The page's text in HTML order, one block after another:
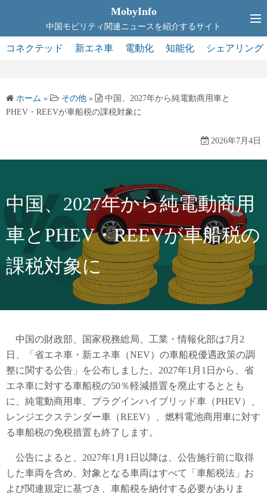
テ
ン
ス
キ
MobyInfo
中国モビリティ関連ニュースを紹介するサイト
コネクテッド 新エネ車 電動化 知能化 シェアリング
ホーム » その他 »
中国、2027年から純電動商用車と
PHEV・REEVが車船税の課税対象に
2026年7月4日
中国、2027年から純電動商用
車とPHEV・REEVが車船税の
課税対象に
中国の財政部、国家税務総局、工業・情報化部は7月2
日、「省エネ車・新エネ車（NEV）の車船税優遇政策の調
整に関する公告」を公布しました。2027年1月1日から、省
エネ車に対する車船税の50％軽減措置を廃止するととも
に、純電動商用車、プラグインハイブリッド車（PHEV）、
レンジエクステンダー車（REEV）、燃料電池商用車に対す
る車船税の免税措置も終了します。
公告によると、2027年1月1日以降は、公告施行前に取得
した車両を含め、対象となる車両はすべて「車船税法」お
よび関連規定に基づき、車船税を納付する必要がありま